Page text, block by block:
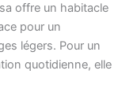
offre un habitacle
pour un
légers. Pour un
quotidienne, elle